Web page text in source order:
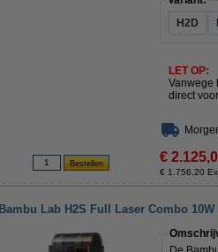
H2D
LET OP:
Vanwege
direct
€
€ 1.756,20
Bambu Lab H2S Full Laser Combo